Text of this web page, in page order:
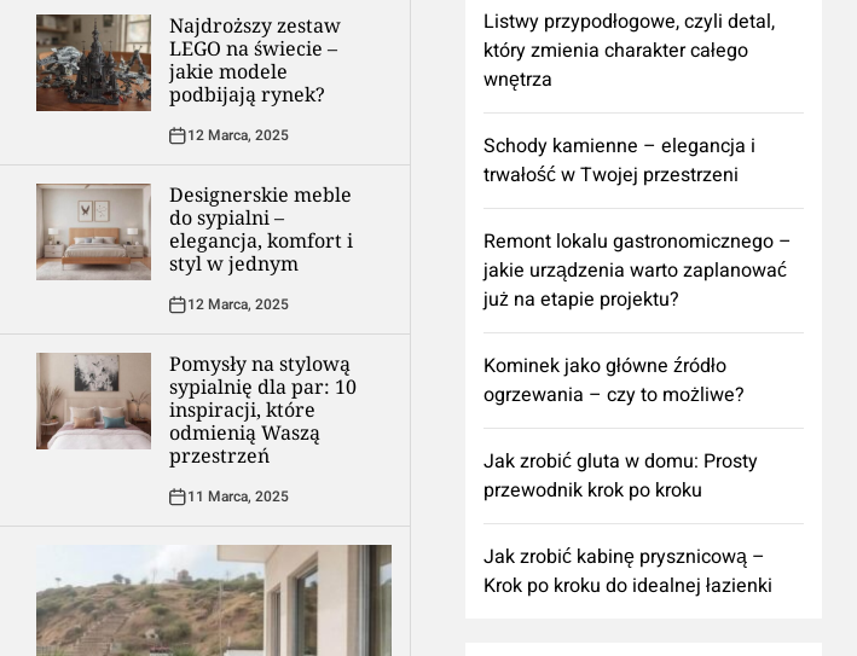
Najdroższy zestaw
LEGO na świecie –
jakie modele
podbijają rynek?
12 Marca, 2025
Designerskie meble
do sypialni –
elegancja, komfort i
styl w jednym
12 Marca, 2025
Pomysły na stylową
sypialnię dla par: 10
inspiracji, które
odmienią Waszą
przestrzeń
11 Marca, 2025
Listwy przypodłogowe, czyli detal,
który zmienia charakter całego
wnętrza
Schody kamienne – elegancja i
trwałość w Twojej przestrzeni
​Remont lokalu gastronomicznego –
jakie urządzenia warto zaplanować
już na etapie projektu?
Kominek jako główne źródło
ogrzewania – czy to możliwe?
Jak zrobić gluta w domu: Prosty
przewodnik krok po kroku
Jak zrobić kabinę prysznicową –
Krok po kroku do idealnej łazienki